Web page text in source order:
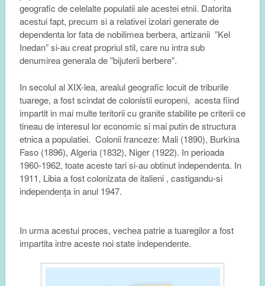
geografic de celelalte populatii ale acestei etnii. Datorita
acestui fapt, precum si a relativei izolari generate de
dependenta lor fata de nobilimea berbera, artizanii ”Kel
Inedan” si-au creat propriul stil, care nu intra sub
denumirea generala de ”bijuterii berbere”.
In secolul al XIX-lea, arealul geografic locuit de triburile
tuarege, a fost scindat de colonistii europeni, acesta fiind
impartit in mai multe teritorii cu granite stabilite pe criterii ce
tineau de interesul lor economic si mai putin de structura
etnica a populatiei. Colonii franceze: Mali (1890), Burkina
Faso (1896), Algeria (1832), Niger (1922). In perioada
1960-1962, toate aceste tari si-au obtinut independenta. In
1911, Libiaa fostcolonizatade italieni , castigandu-si
independența inanul 1947.
In urma acestui proces, vecheapatriea tuaregilora fost
impartita intre aceste noi state independente.